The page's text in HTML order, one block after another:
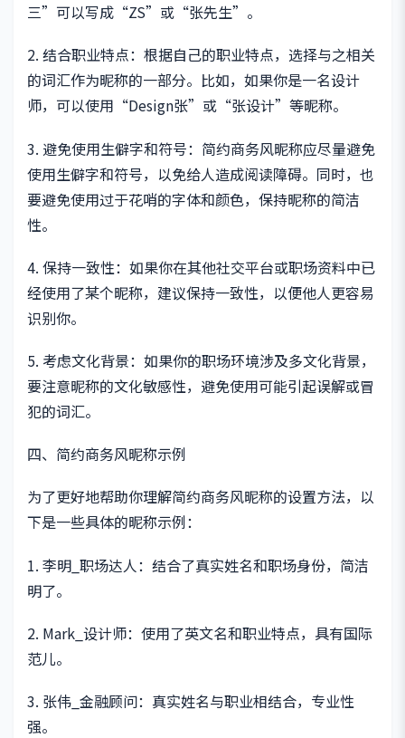
三”可以写成“ZS”或“张先生”。
2. 结合职业特点：根据自己的职业特点，选择与之相关
的词汇作为昵称的一部分。比如，如果你是一名设计
师，可以使用“Design张”或“张设计”等昵称。
3. 避免使用生僻字和符号：简约商务风昵称应尽量避免
使用生僻字和符号，以免给人造成阅读障碍。同时，也
要避免使用过于花哨的字体和颜色，保持昵称的简洁
性。
4. 保持一致性：如果你在其他社交平台或职场资料中已
经使用了某个昵称，建议保持一致性，以便他人更容易
识别你。
5. 考虑文化背景：如果你的职场环境涉及多文化背景，
要注意昵称的文化敏感性，避免使用可能引起误解或冒
犯的词汇。
四、简约商务风昵称示例
为了更好地帮助你理解简约商务风昵称的设置方法，以
下是一些具体的昵称示例：
1. 李明_职场达人：结合了真实姓名和职场身份，简洁
明了。
2. Mark_设计师：使用了英文名和职业特点，具有国际
范儿。
3. 张伟_金融顾问：真实姓名与职业相结合，专业性
强。